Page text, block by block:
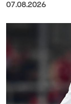
07.08.2026